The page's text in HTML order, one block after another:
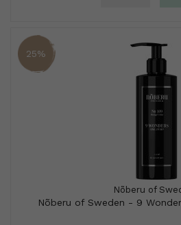
25%
Nõberu of
Nõberu of Sweden - 9